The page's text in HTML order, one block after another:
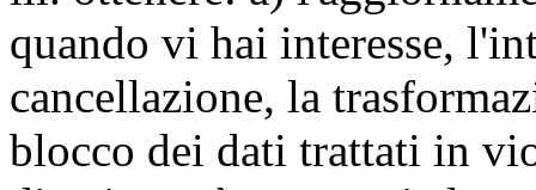
quando vi hai interesse,
cancellazione, la
blocco dei dati trattati in